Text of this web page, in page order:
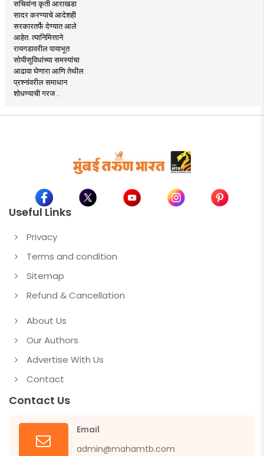
सचिवांना कृती आराखडा
सादर करण्याचे आदेशही
सरकारतर्फे देण्यात आले
आहेत. त्यानिमित्ताने
रायगडावरील पायाभूत
सोयीसुविधांच्या समस्यांचा
आढावा घेणारा आणि तेथील
प्रश्नांवरील समाधान
शोधण्याची गरज ..
Useful Links
Privacy
Terms and condition
Sitemap
Refund & Cancellation
About Us
Our Authors
Advertise With Us
Contact
Contact Us
Email
admin@mahamtb.com